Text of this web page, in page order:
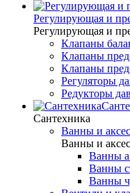
Регулирующая и
Регулирующая и
Клапаны
Клапаны
Клапаны
Регуляторы
Редукторы
Сантехника
Ванны и
Ванны и
Ванны
Ванны
Ванны